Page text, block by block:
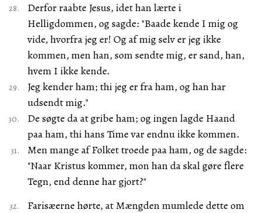
Derfor raabte Jesus, idet han lærte i
Helligdommen, og sagde: "Baade kende I mig og
vide, hvorfra jeg er! Og af mig selv er jeg ikke
kommen, men han, som sendte mig, er sand, han,
hvem I ikke kende.
Jeg kender ham; thi jeg er fra ham, og han har
udsendt mig."
De søgte da at gribe ham; og ingen lagde Haand
paa ham, thi hans Time var endnu ikke kommen.
Men mange af Folket troede paa ham, og de sagde:
"Naar Kristus kommer, mon han da skal gøre flere
Tegn, end denne har gjort?"
Farisæerne hørte, at Mængden mumlede dette om